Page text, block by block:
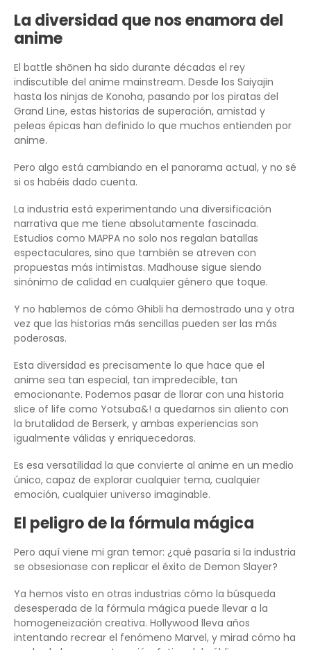
La diversidad que nos enamora del
anime
El battle shōnen ha sido durante décadas el rey
indiscutible del anime mainstream. Desde los Saiyajin
hasta los ninjas de Konoha, pasando por los piratas del
Grand Line, estas historias de superación, amistad y
peleas épicas han definido lo que muchos entienden por
anime.
Pero algo está cambiando en el panorama actual, y no sé
si os habéis dado cuenta.
La industria está experimentando una diversificación
narrativa que me tiene absolutamente fascinada.
Estudios como MAPPA no solo nos regalan batallas
espectaculares, sino que también se atreven con
propuestas más intimistas. Madhouse sigue siendo
sinónimo de calidad en cualquier género que toque.
Y no hablemos de cómo Ghibli ha demostrado una y otra
vez que las historias más sencillas pueden ser las más
poderosas.
Esta diversidad es precisamente lo que hace que el
anime sea tan especial, tan impredecible, tan
emocionante. Podemos pasar de llorar con una historia
slice of life como Yotsuba&! a quedarnos sin aliento con
la brutalidad de Berserk, y ambas experiencias son
igualmente válidas y enriquecedoras.
Es esa versatilidad la que convierte al anime en un medio
único, capaz de explorar cualquier tema, cualquier
emoción, cualquier universo imaginable.
El peligro de la fórmula mágica
Pero aquí viene mi gran temor: ¿qué pasaría si la industria
se obsesionase con replicar el éxito de Demon Slayer?
Ya hemos visto en otras industrias cómo la búsqueda
desesperada de la fórmula mágica puede llevar a la
homogeneización creativa. Hollywood lleva años
intentando recrear el fenómeno Marvel, y mirad cómo ha